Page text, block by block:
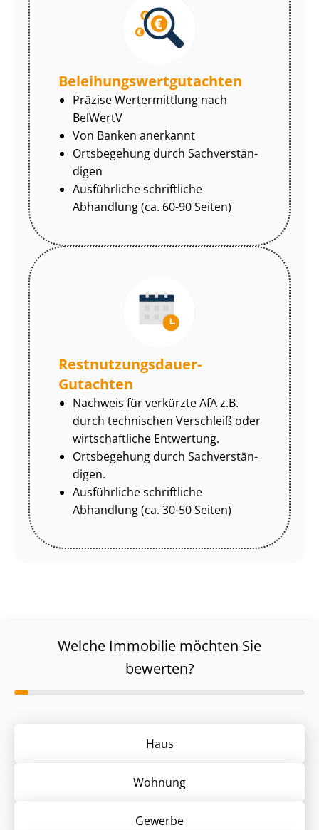
Be­lei­hungs­wert­gut­ach­ten
Präzise Wertermittlung nach
BelWertV
Von Banken anerkannt
Ortsbegehung durch Sach­ver­stän­
di­gen
Ausführliche schriftliche
Abhandlung (ca. 60-90 Seiten)
Rest­nut­zungs­dau­er-
Gutachten
Nachweis für verkürzte AfA z.B.
durch technischen Verschleiß oder
wirtschaftliche Entwertung.
Ortsbegehung durch Sach­ver­stän­
di­gen.
Ausführliche schriftliche
Abhandlung (ca. 30-50 Seiten)
Welche Immobilie möchten Sie
bewerten?
Haus
Wohnung
Gewerbe